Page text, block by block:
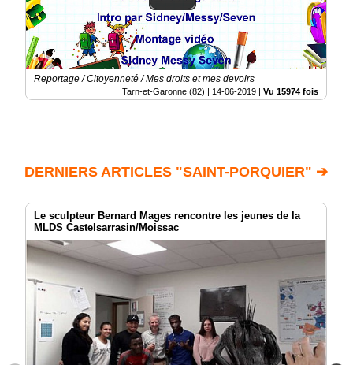
Reportage / Citoyenneté / Mes droits et mes devoirs
Tarn-et-Garonne (82) | 14-06-2019 | Vu 15974 fois
DERNIERS ARTICLES "SAINT-PORQUIER" ➔
Le sculpteur Bernard Mages rencontre les jeunes de la
MLDS Castelsarrasin/Moissac